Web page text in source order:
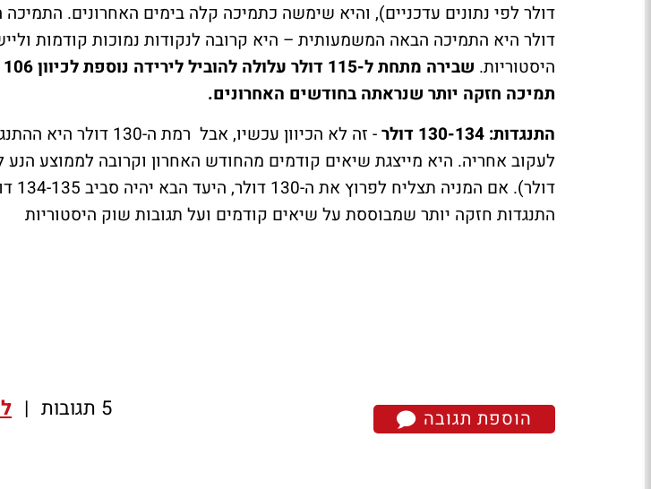
דולר היא התמיכה הבאה המשמעותית – היא קרובה לנקודות נמוכות קודמות
היסטוריות.
תמיכה חזקה יותר שנראתה בחודשים האחרונים.
התנגדות: 130-134 דולר
- זה לא הכיוון עכשיו, אבל
דולר).
התנגדות חזקה יותר שמבוססת על שיאים קודמים ועל תגובות שוק היסטוריות
הוספת תגובה 5 תגובות |